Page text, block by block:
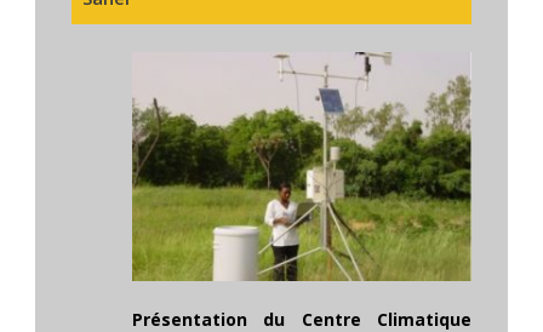
Présentation du Centre Climatique